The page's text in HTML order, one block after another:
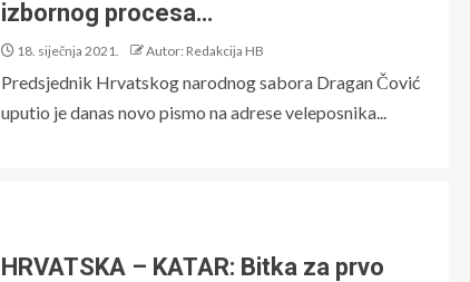
izbornog procesa…
18. siječnja 2021. Autor: Redakcija HB
Predsjednik Hrvatskog narodnog sabora Dragan Čović
uputio je danas novo pismo na adrese veleposnika...
HRVATSKA – KATAR: Bitka za prvo